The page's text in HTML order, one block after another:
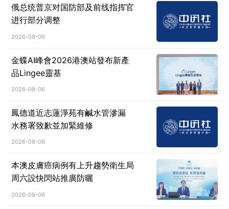
俄总统普京对国防部及前线指挥官
进行部分调整
2026-08-06
金蝶AI峰會2026港澳站發布新產
品Lingee靈基
2026-08-06
鳳德道近志蓮淨苑有鹹水管滲漏
水務署致歉並加緊維修
2026-08-06
本澳皮膚癌病例有上升趨勢衛生局
周六設快閃站推廣防曬
2026-08-06